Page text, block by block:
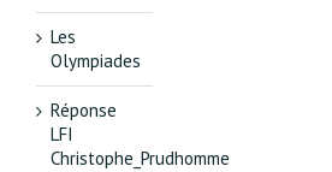
Les
Olympiades
Réponse
LFI
Christophe_Prudhomme